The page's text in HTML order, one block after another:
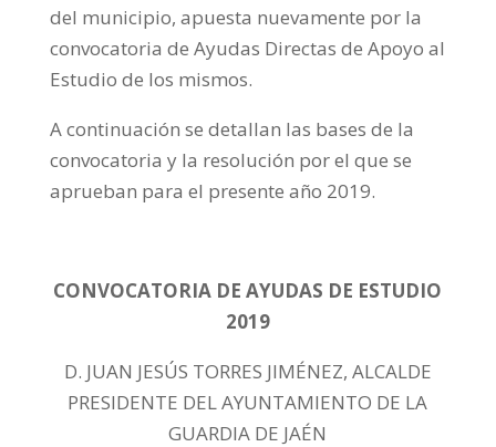
del municipio, apuesta nuevamente por la
convocatoria de Ayudas Directas de Apoyo al
Estudio de los mismos.
A continuación se detallan las bases de la
convocatoria y la resolución por el que se
aprueban para el presente año 2019.
CONVOCATORIA DE AYUDAS DE ESTUDIO
2019
D. JUAN JESÚS TORRES JIMÉNEZ, ALCALDE
PRESIDENTE DEL AYUNTAMIENTO DE LA
GUARDIA DE JAÉN